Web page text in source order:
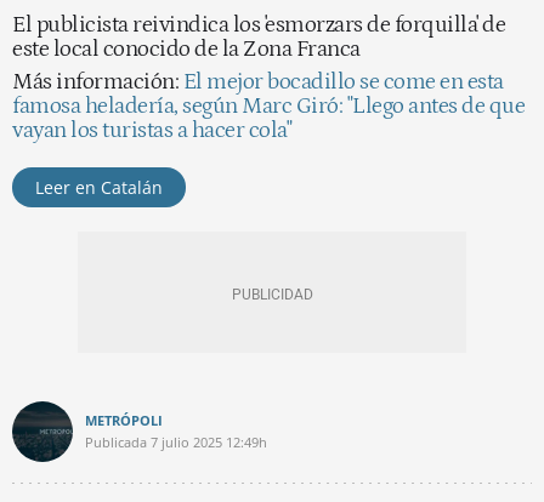
El publicista reivindica los 'esmorzars de forquilla' de
este local conocido de la Zona Franca
Más información: El mejor bocadillo se come en esta
famosa heladería, según Marc Giró: "Llego antes de que
vayan los turistas a hacer cola"
Leer en Catalán
METRÓPOLI
Publicada 7 julio 2025 12:49h